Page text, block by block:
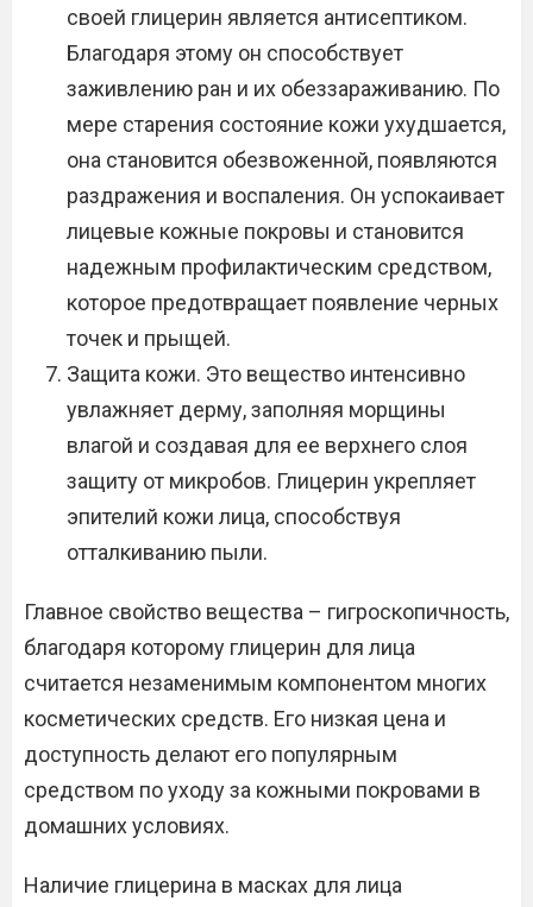
своей глицерин является антисептиком.
Благодаря этому он способствует
заживлению ран и их обеззараживанию. По
мере старения состояние кожи ухудшается,
она становится обезвоженной, появляются
раздражения и воспаления. Он успокаивает
лицевые кожные покровы и становится
надежным профилактическим средством,
которое предотвращает появление черных
точек и прыщей.
Защита кожи. Это вещество интенсивно
увлажняет дерму, заполняя морщины
влагой и создавая для ее верхнего слоя
защиту от микробов. Глицерин укрепляет
эпителий кожи лица, способствуя
отталкиванию пыли.
Главное свойство вещества – гигроскопичность,
благодаря которому глицерин для лица
считается незаменимым компонентом многих
косметических средств. Его низкая цена и
доступность делают его популярным
средством по уходу за кожными покровами в
домашних условиях.
Наличие глицерина в масках для лица